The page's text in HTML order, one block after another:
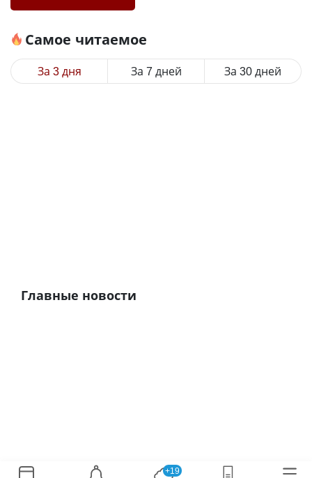
Самое читаемое
За 3 дня За 7 дней За 30 дней
Главные новости
+19